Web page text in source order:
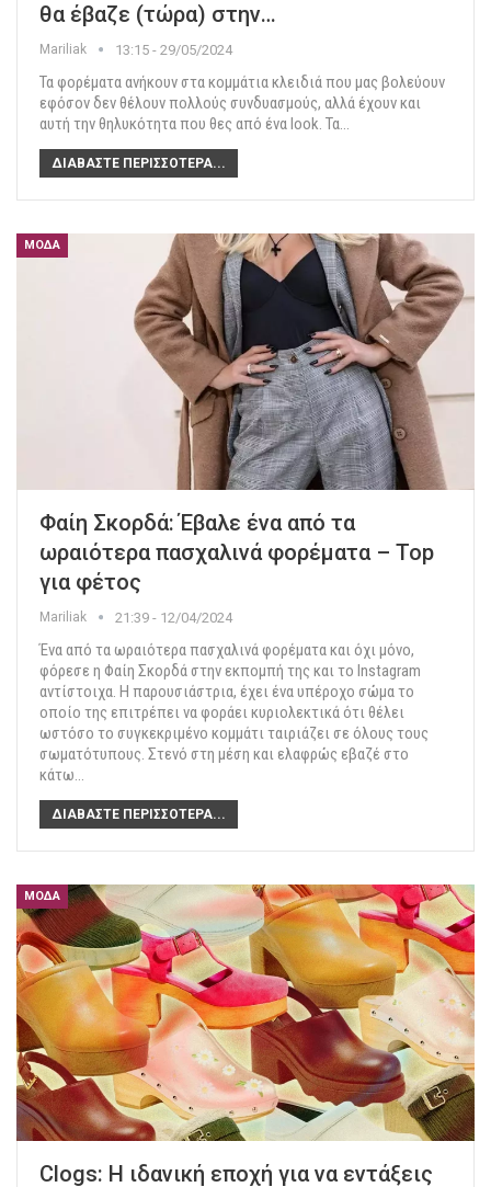
θα έβαζε (τώρα) στην…
Mariliak 13:15 - 29/05/2024
Τα φορέματα ανήκουν στα κομμάτια κλειδιά που μας βολεύουν
εφόσον δεν θέλουν πολλούς συνδυασμούς, αλλά έχουν και
αυτή την θηλυκότητα που θες από ένα look. Τα…
ΔΙΑΒΆΣΤΕ ΠΕΡΙΣΣΌΤΕΡΑ...
ΜΌΔΑ
Φαίη Σκορδά: Έβαλε ένα από τα
ωραιότερα πασχαλινά φορέματα – Top
για φέτος
Mariliak 21:39 - 12/04/2024
Ένα από τα ωραιότερα πασχαλινά φορέματα και όχι μόνο,
φόρεσε η Φαίη Σκορδά στην εκπομπή της και το Instagram
αντίστοιχα. Η παρουσιάστρια, έχει ένα υπέροχο σώμα το
οποίο της επιτρέπει να φοράει κυριολεκτικά ότι θέλει
ωστόσο το συγκεκριμένο κομμάτι ταιριάζει σε όλους τους
σωματότυπους. Στενό στη μέση και ελαφρώς εβαζέ στο
κάτω…
ΔΙΑΒΆΣΤΕ ΠΕΡΙΣΣΌΤΕΡΑ...
ΜΌΔΑ
Clogs: Η ιδανική εποχή για να εντάξεις